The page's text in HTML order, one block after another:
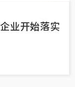
业开始落实